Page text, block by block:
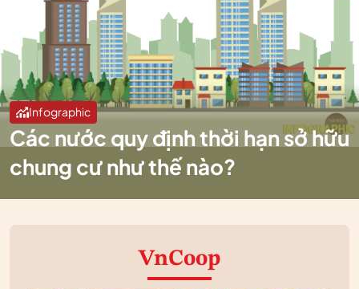
Infographic
Các nước quy định thời hạn sở hữu
chung cư như thế nào?
VnCoop